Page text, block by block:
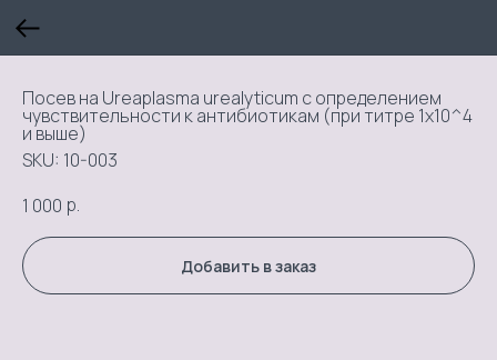
Посев на Ureaplasma urealyticum с определением
чувствительности к антибиотикам (при титре 1х10^4
и выше)
SKU: 10-003
1 000 р.
Добавить в заказ